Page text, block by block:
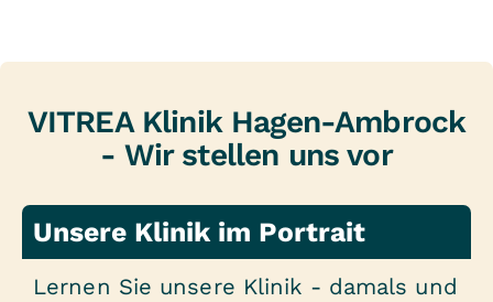
VITREA Klinik Hagen-Ambrock
- Wir stellen uns vor
Unsere Klinik im Portrait
Lernen Sie unsere Klinik - damals und